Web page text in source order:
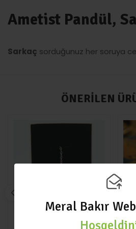
Meral Bakır
Ametist Pandül,
Sarkaç sorduğunuz her soruya
ÖNERILEN
PANDÜL SARKAÇ